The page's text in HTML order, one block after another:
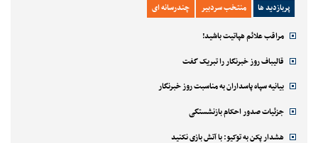
پربازدید ها منتخب سردبیر چندرسانه ای
مراقب علائم هپاتیت باشید!
قالیباف روز خبرنگار را تبریک گفت
بیانیه سپاه پاسداران به مناسبت روز خبرنگار
جزئیات صدور احکام بازنشستگی
هشدار پکن به توکیو: با آتش بازی نکنید